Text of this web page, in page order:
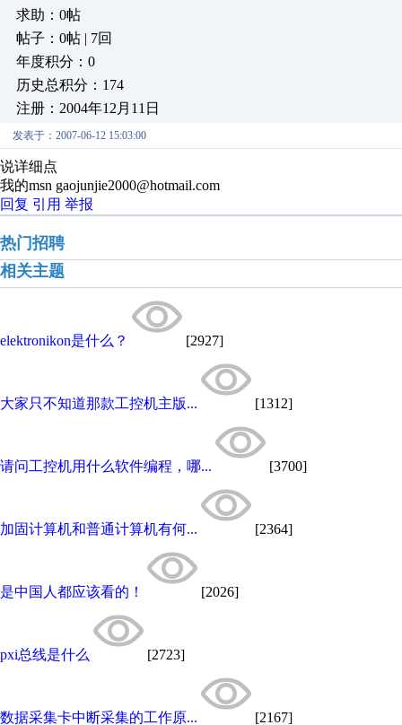
求助：0帖
帖子：0帖 | 7回
年度积分：0
历史总积分：174
注册：2004年12月11日
发表于：2007-06-12 15:03:00
说详细点
我的msn gaojunjie2000@hotmail.com
回复 引用 举报
热门招聘
相关主题
elektronikon是什么？ [2927]
大家只不知道那款工控机主版... [1312]
请问工控机用什么软件编程，哪... [3700]
加固计算机和普通计算机有何... [2364]
是中国人都应该看的！ [2026]
pxi总线是什么 [2723]
数据采集卡中断采集的工作原... [2167]